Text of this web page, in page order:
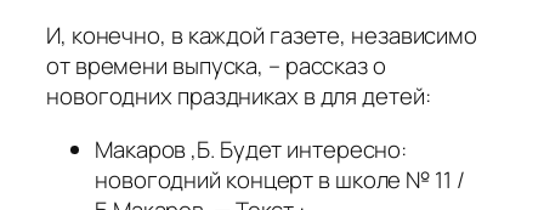
И, конечно, в каждой газете, независимо
от времени выпуска, – рассказ о
новогодних праздниках в для детей:
Макаров ,Б. Будет интересно:
новогодний концерт в школе № 11 /